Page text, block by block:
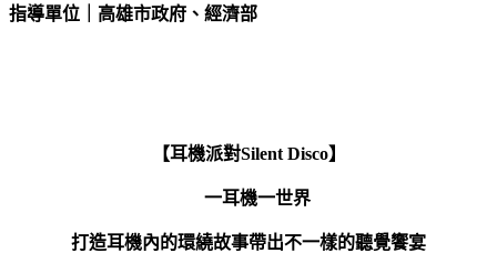
指導單位｜高雄市政府、經濟部
【耳機派對Silent Disco】
一耳機一世界
打造耳機內的環繞故事帶出不一樣的聽覺饗宴